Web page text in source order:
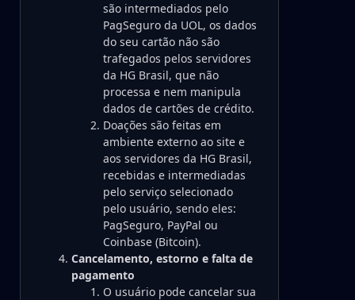
são intermediados pelo
PagSeguro da UOL, os dados
do seu cartão não são
trafegados pelos servidores
da HG Brasil, que não
processa e nem manipula
dados de cartões de crédito.
Doações são feitas em
ambiente externo ao site e
aos servidores da HG Brasil,
recebidas e intermediadas
pelo serviço selecionado
pelo usuário, sendo eles:
PagSeguro, PayPal ou
Coinbase (Bitcoin).
Cancelamento, estorno e falta de
pagamento
O usuário pode cancelar sua